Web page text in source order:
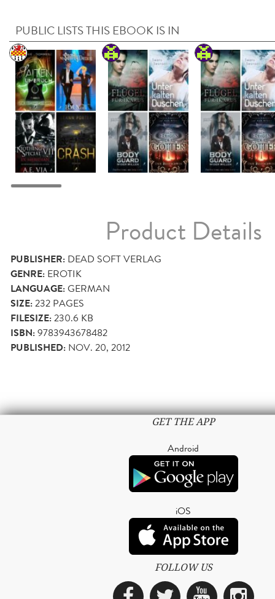
PUBLIC LISTS THIS EBOOK IS IN
Product Details
PUBLISHER: DEAD SOFT VERLAG
GENRE: EROTIK
LANGUAGE:GERMAN
SIZE:232 PAGES
FILESIZE:230.6 KB
ISBN:9783943678482
PUBLISHED: NOV. 20, 2012
GET THE APP
Android
iOS
FOLLOW US